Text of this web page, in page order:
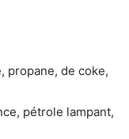
propane, de coke,
pétrole lampant,